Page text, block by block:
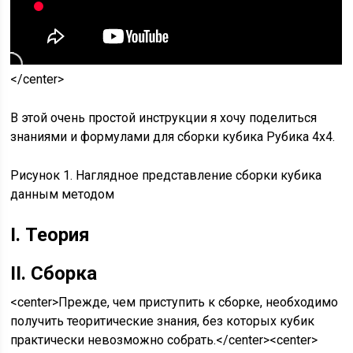
</center>
В этой очень простой инструкции я хочу поделиться
знаниями и формулами для сборки кубика Рубика 4х4.
Рисунок 1. Наглядное представление сборки кубика
данным методом
I. Теория
II. Сборка
<center>Прежде, чем приступить к сборке, необходимо
получить теоритические знания, без которых кубик
практически невозможно собрать.</center><center>